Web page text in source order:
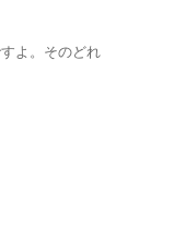
よ。そのどれ